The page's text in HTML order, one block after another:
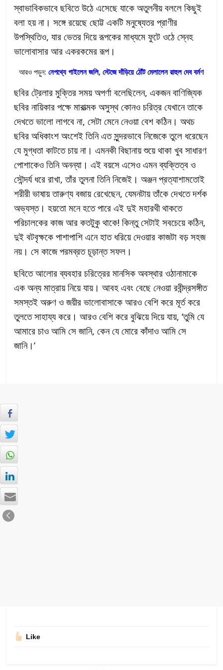
স্বাভাবিকভাবে ছবিতে উঠে এসেছে যাকে অতুলনীয় বললে কিছুই
বলা হয় না। সঙ্গে রয়েছে ছোট্ট একটি মনুষ্যেতর প্রাণীর
উপস্থিতিও, যার ভেতর দিয়ে রূপকের মাধ্যমে ফুটে ওঠে স্নেহ
ভালোবাসার আর একরকমের রূপ।
আরও পড়ুন:নেপথ্যে গাইলেন জলি, স্টেজে দাঁড়িয়ে ঠোঁট মেলালেন রাহুল দেব বর্মণ
ছবির ট্রেলার মুক্তির সময় অপর্ণা বলেছিলেন, একজন বাণিজ্যিক
ছবির নায়িকার পক্ষে মারাত্মক অসুস্থ কোনও চরিত্র যেখানে তাকে
দেখতে ভালো লাগবে না, সেটা মেনে নেওয়া বেশ কঠিন। অথচ
ছবির অধিকাংশ অংশেই তিনি এত সুন্দরভাবে নিজেকে তুলে ধরেছেন
যে মুগ্ধতা কাটতে চায় না। এমনকী বিছানায় শুয়ে থাকা খুব সাধারণ
পোশাকেও তিনি অনন্যা। এই বয়সে এসেও এমন ব্যক্তিত্ব ও
সৌন্দর্য ধরে রাখা, তাঁর তুলনা তিনি নিজেই। অঞ্জন প্রত্যাশামতোই
শরীরী ভাষায় তারুণ্য বজায় রেখেছেন, যেমনটায় তাঁকে দেখতে দর্শক
অভ্যস্ত। হয়তো মনে হতে পারে এই দুই মহারথী থাকতে
পরিচালকের কাজ আর কতটুকু থাকে! কিন্তু সেটাই সবচেয়ে কঠিন,
দুই বটবৃক্ষকে পাশাপাশি এনে হাত ধরিয়ে দেওয়ার কাজটা বড় সহজ
নয়। সে কাজে পরমব্রত চূড়ান্ত সফল।
ছবিতে আলোর ব্যবহার চরিত্রের মানসিক অবস্থার ওঠানামাকে
এক অন্য মাত্রায় নিয়ে যায়। আবহ এবং বেছে নেওয়া রবীন্দ্রসঙ্গীত
সমস্তই অরুণ ও জয়ীর ভালোবাসাকে আরও বেশি করে মূর্ত করে
তুলতে সাহায্য করে। আরও বেশি করে বুঝিয়ে দিয়ে যায়, ‘তুমি যে
আমারে চাও আমি সে জানি, কেন যে মোরে কাঁদাও আমি সে
জানি।’
Like